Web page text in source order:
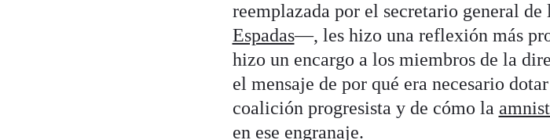
reemplazada por el secretario general de
Espadas—, les hizo una reflexión más
hizo un encargo a los miembros de la
el mensaje de por qué era necesario
coalición progresista y de cómo la
en ese engranaje.